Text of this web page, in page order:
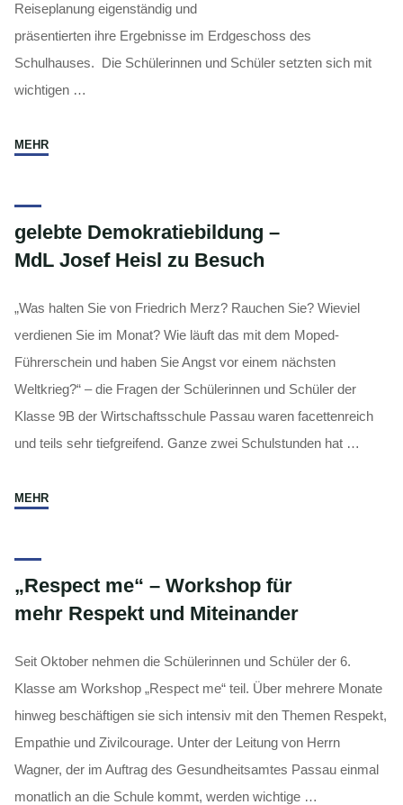
Reiseplanung eigenständig und
präsentierten ihre Ergebnisse im Erdgeschoss des
Schulhauses. Die Schülerinnen und Schüler setzten sich mit
wichtigen …
MEHR"Gallery
im Modul
Tourismus "
gelebte Demokratiebildung –
MdL Josef Heisl zu Besuch
„Was halten Sie von Friedrich Merz? Rauchen Sie? Wieviel
verdienen Sie im Monat? Wie läuft das mit dem Moped-
Führerschein und haben Sie Angst vor einem nächsten
Weltkrieg?“ – die Fragen der Schülerinnen und Schüler der
Klasse 9B der Wirtschaftsschule Passau waren facettenreich
und teils sehr tiefgreifend. Ganze zwei Schulstunden hat …
MEHR"gelebte
Josef
Heisl
Besuch"
„Respect me“ – Workshop für
mehr Respekt und Miteinander
Seit Oktober nehmen die Schülerinnen und Schüler der 6.
Klasse am Workshop „Respect me“ teil. Über mehrere Monate
hinweg beschäftigen sie sich intensiv mit den Themen Respekt,
Empathie und Zivilcourage. Unter der Leitung von Herrn
Wagner, der im Auftrag des Gesundheitsamtes Passau einmal
monatlich an die Schule kommt, werden wichtige …